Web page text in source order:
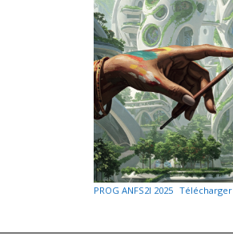
PROG ANFS2I 2025 Télécharger